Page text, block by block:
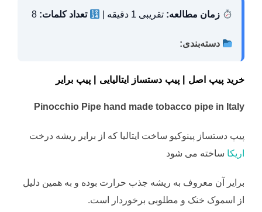
زمان مطالعه: تقریبی 1 دقیقه | تعداد کلمات: 8
دسته‌بندی:
خرید پیپ اصل | پیپ دستساز ایتالیایی | پیپ برایر
Pinocchio Pipe hand made tobacco pipe in Italy
پیپ دستساز پینوکیو ساخت ایتالیا که از برایر ریشه درخت
اریکا ساخته می شود
برایر آن معروف به ریشه جذب حرارت بوده و به همین دلیل
از اسموک خنک و مطلوبی برخوردار است.